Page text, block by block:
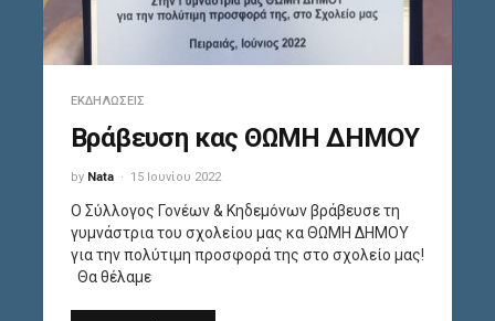
ΕΚΔΗΛΏΣΕΙΣ
Βράβευση κας ΘΩΜΗ ΔΗΜΟΥ
by Nata 15 Ιουνίου 2022
Ο Σύλλογος Γονέων & Κηδεμόνων βράβευσε τη
γυμνάστρια του σχολείου μας κα ΘΩΜΗ ΔΗΜΟΥ
για την πολύτιμη προσφορά της στο σχολείο μας!
Θα θέλαμε